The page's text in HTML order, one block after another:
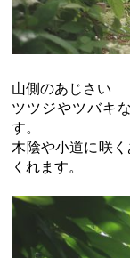
山側のあじさい
ツツジやツバキ
す。
木陰や小道に咲
くれます。